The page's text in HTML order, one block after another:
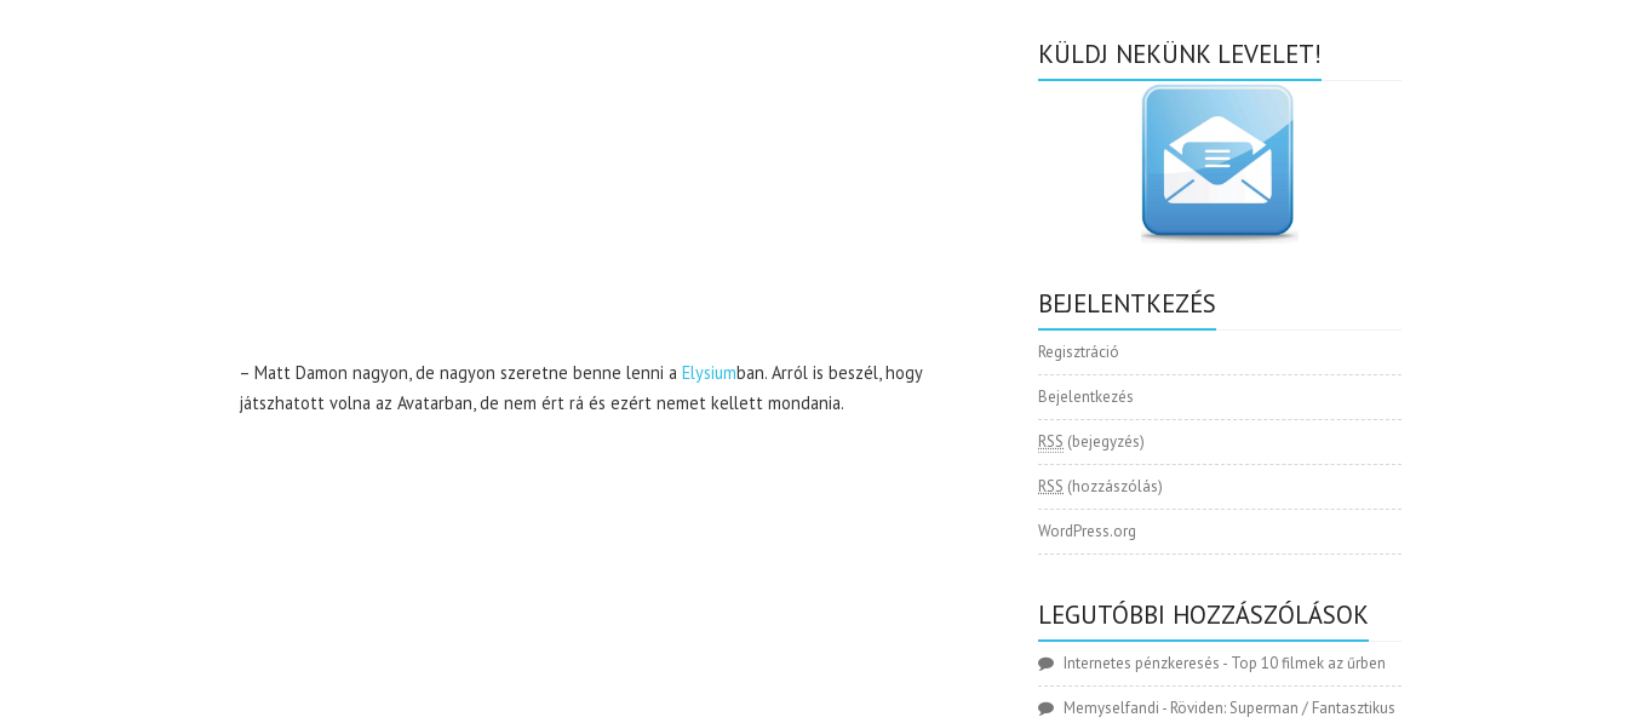
– Matt Damon nagyon, de nagyon szeretne benne lenni a Elysiumban. Arról is beszél, hogy
játszhatott volna az Avatarban, de nem ért rá és ezért nemet kellett mondania.
KÜLDJ NEKÜNK LEVELET!
BEJELENTKEZÉS
Regisztráció
Bejelentkezés
RSS (bejegyzés)
RSS (hozzászólás)
WordPress.org
LEGUTÓBBI HOZZÁSZÓLÁSOK
Internetes pénzkeresés - Top 10 filmek az űrben
Memyselfandi - Röviden: Superman / Fantasztikus